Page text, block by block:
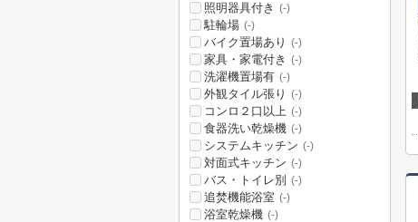
照明器具付き (-)
駐輪場 (-)
バイク置場あり (-)
家具・家電付き (-)
洗濯機置場有 (-)
外観タイル張り (-)
コンロ２口以上 (-)
食器洗い乾燥機 (-)
システムキッチン (-)
対面式キッチン (-)
バス・トイレ別 (-)
追焚機能浴室 (-)
浴室乾燥機 (-)